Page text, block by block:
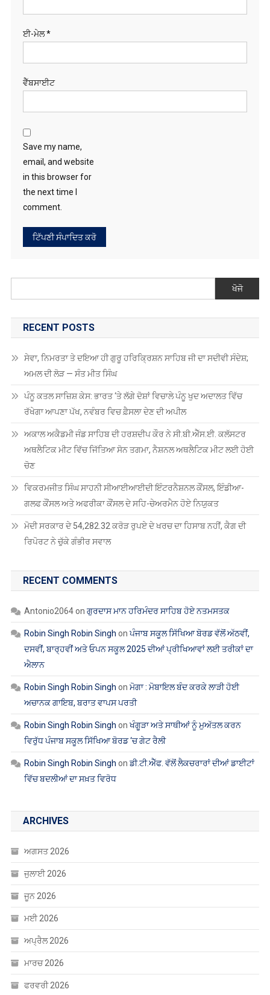
Save my name,
email, and website
the next time I
comment.
RECENT POSTS
ਸੇਵਾ, ਨਿਮਰਤਾ ਤੇ ਦਇਆ ਹੀ ਗੁਰੂ ਹਰਿਕ੍ਰਿਸ਼ਨ ਸਾਹਿਬ ਜੀ ਦਾ ਸਦੀਵੀ ਸੰਦੇਸ਼;
ਅਮਲ ਦੀ ਲੋੜ — ਸੰਤ ਮੀਤ ਸਿੰਘ
ਰੱਖੇਗਾ ਆਪਣਾ ਪੱਖ, ਨਵੰਬਰ ਵਿਚ ਫ਼ੈਸਲਾ ਦੇਣ ਦੀ ਅਪੀਲ
ਅਥਲੈਟਿਕ ਮੀਟ ਵਿੱਚ ਜਿੱਤਿਆ ਸੋਨ ਤਗਮਾ, ਨੈਸ਼ਨਲ ਅਥਲੈਟਿਕ ਮੀਟ ਲਈ ਹੋਈ
ਵਿਕਰਮਜੀਤ ਸਿੰਘ ਸਾਹਨੀ ਸੀਆਈਆਈਦੀ ਇੰਟਰਨੈਸ਼ਨਲ ਕੌਂਸਲ, ਇੰਡੀਆ-
ਗਲਫ ਕੌਂਸਲ ਅਤੇ ਅਫਰੀਕਾ ਕੌਂਸਲ ਦੇ ਸਹਿ-ਚੇਅਰਮੈਨ ਹੋਏ ਨਿਯੁਕਤ
ਮੋਦੀ ਸਰਕਾਰ ਦੇ 54,282.32 ਕਰੋੜ ਰੁਪਏ ਦੇ ਖਰਚ ਦਾ ਹਿਸਾਬ ਨਹੀਂ, ਕੈਗ ਦੀ
ਰਿਪੋਰਟ ਨੇ ਚੁੱਕੇ ਗੰਭੀਰ ਸਵਾਲ
RECENT COMMENTS
Antonio2064 ਗੁਰਦਾਸ ਮਾਨ ਹਰਿਮੰਦਰ ਸਾਹਿਬ ਹੋਏ ਨਤਮਸਤਕ
Robin Singh Robin Singhonਪੰਜਾਬ ਸਕੂਲ ਸਿੱਖਿਆ ਬੋਰਡ ਵੱਲੋਂ ਅੱਠਵੀਂ,
ਦਸਵੀਂ, ਬਾਰ੍ਹਵੀਂ ਅਤੇ ਓਪਨ ਸਕੂਲ 2025 ਦੀਆਂ ਪ੍ਰੀਖਿਆਵਾਂ ਲਈ ਤਰੀਕਾਂ ਦਾ
ਐਲਾਨ
ਅਚਾਨਕ ਗਾਇਬ, ਬਰਾਤ ਵਾਪਸ ਪਰਤੀ
ਵਿਰੁੱਧ ਪੰਜਾਬ ਸਕੂਲ ਸਿੱਖਿਆ ਬੋਰਡ ‘ਚ ਗੇਟ ਰੈਲੀ
Robin Singh Robin Singh onਡੀ.ਟੀ.ਐੱਫ. ਵੱਲੋਂ ਲੈਕਚਰਾਰਾਂ ਦੀਆਂ ਡਾਈਟਾਂ
ਵਿੱਚ ਬਦਲੀਆਂ ਦਾ ਸਖ਼ਤ ਵਿਰੋਧ
ARCHIVES
ਅਗਸਤ 2026
ਜੁਲਾਈ 2026
ਜੂਨ 2026
ਅਪ੍ਰੈਲ 2026
ਮਾਰਚ 2026
ਫਰਵਰੀ 2026
ਜਨਵਰੀ 2026
ਦਸੰਬਰ 2025
ਨਵੰਬਰ 2025
ਅਕਤੂਬਰ 2025
ਸਤੰਬਰ 2025
ਅਗਸਤ 2025